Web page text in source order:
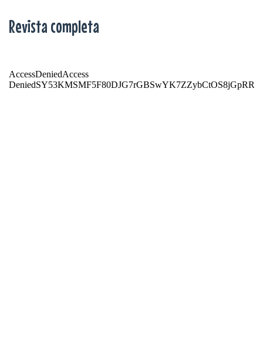
Revista completa